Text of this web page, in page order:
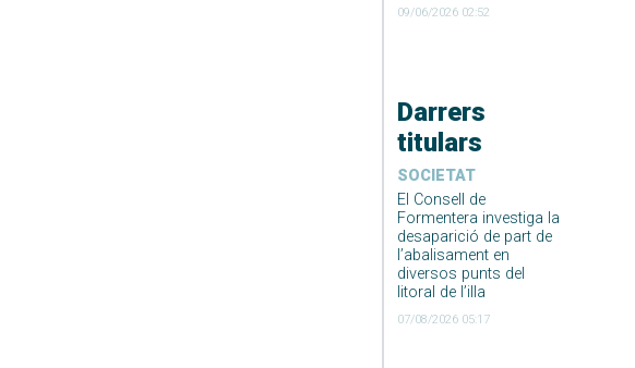
09/06/2026 02:52
Darrers
titulars
SOCIETAT
El Consell de
Formentera investiga la
desaparició de part de
l’abalisament en
diversos punts del
litoral de l’illa
07/08/2026 05:17